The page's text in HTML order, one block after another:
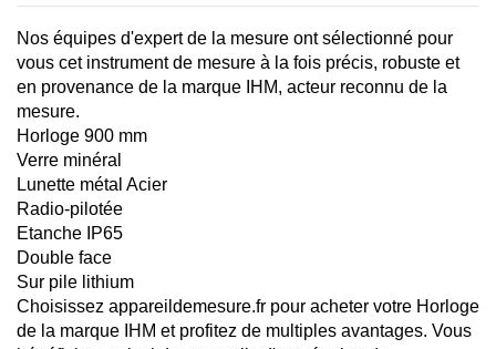
Nos équipes d'expert de la mesure ont sélectionné pour
vous cet instrument de mesure à la fois précis, robuste et
en provenance de la marque IHM, acteur reconnu de la
mesure.
Horloge 900 mm
Verre minéral
Lunette métal Acier
Radio-pilotée
Etanche IP65
Double face
Sur pile lithium
Choisissez appareildemesure.fr pour acheter votre Horloge
de la marque IHM et profitez de multiples avantages. Vous